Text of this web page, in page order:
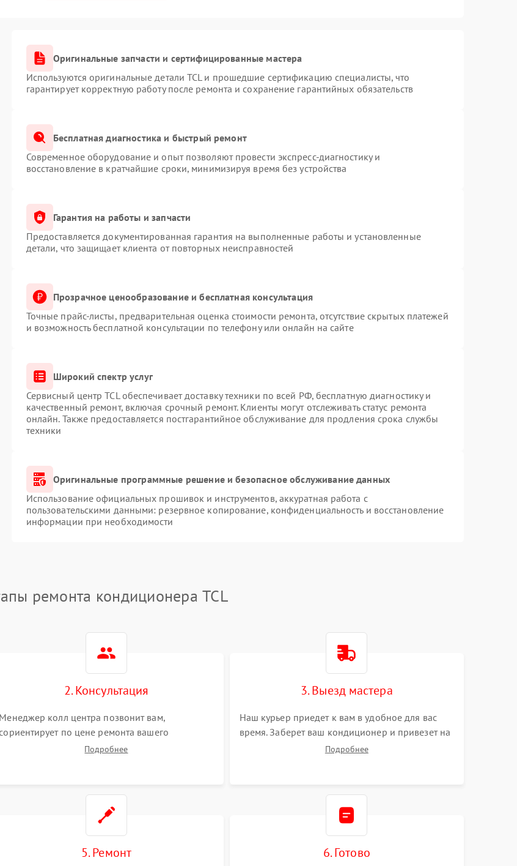
Оригинальные запчасти и сертифицированные мастера
Используются оригинальные детали TCL и прошедшие сертификацию специалисты, что
гарантирует корректную работу после ремонта и сохранение гарантийных обязательств
Бесплатная диагностика и быстрый ремонт
Современное оборудование и опыт позволяют провести экспресс-диагностику и
восстановление в кратчайшие сроки, минимизируя время без устройства
Гарантия на работы и запчасти
Предоставляется документированная гарантия на выполненные работы и установленные
детали, что защищает клиента от повторных неисправностей
Прозрачное ценообразование и бесплатная консультация
Точные прайс-листы, предварительная оценка стоимости ремонта, отсутствие скрытых платежей
и возможность бесплатной консультации по телефону или онлайн на сайте
Широкий спектр услуг
Сервисный центр TCL обеспечивает доставку техники по всей РФ, бесплатную диагностику и
качественный ремонт, включая срочный ремонт. Клиенты могут отслеживать статус ремонта
онлайн. Также предоставляется постгарантийное обслуживание для продления срока службы
техники
Оригинальные программные решение и безопасное обслуживание данных
Использование официальных прошивок и инструментов, аккуратная работа с
пользовательскими данными: резервное копирование, конфиденциальность и восстановление
информации при необходимости
ремонта кондиционера TCL
2. Консультация
Менеджер колл центра позвонит вам,
по цене ремонта вашего
кондиционера а также ответит на все ваши
Подробнее
3. Выезд мастера
Наш курьер приедет к вам в удобное для вас
время. Заберет ваш кондиционер и привезет на
склад для диагностики.Подробнее
5. Ремонт 6. Готово